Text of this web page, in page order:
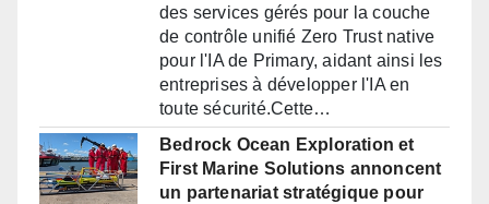
des services gérés pour la couche
de contrôle unifié Zero Trust native
pour l'IA de Primary, aidant ainsi les
entreprises à développer l'IA en
toute sécurité.Cette…
Bedrock Ocean Exploration et
First Marine Solutions annoncent
un partenariat stratégique pour